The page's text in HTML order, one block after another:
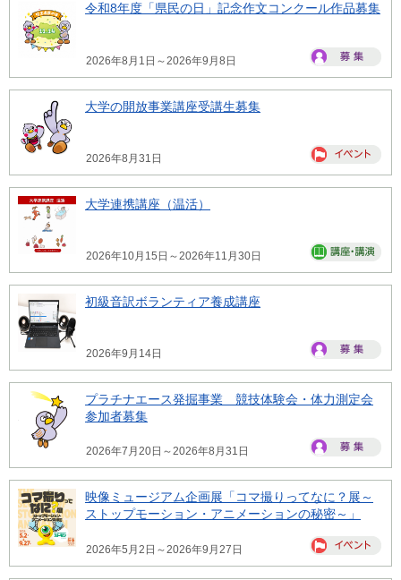
令和8年度「県民の日」記念作文コンクール作品募集
2026年8月1日～2026年9月8日
大学の開放事業講座受講生募集
2026年8月31日
大学連携講座（温活）
2026年10月15日～2026年11月30日
初級音訳ボランティア養成講座
2026年9月14日
プラチナエース発掘事業 競技体験会・体力測定会
参加者募集
2026年7月20日～2026年8月31日
映像ミュージアム企画展「コマ撮りってなに？展～
ストップモーション・アニメーションの秘密～」
2026年5月2日～2026年9月27日